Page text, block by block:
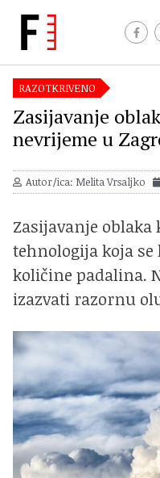
RAZOTKRIVENO
Zasijavanje
nevrijeme u
Autor/ica: Melita Vrsaljko
Zasijavanje
tehnologija koja se
količine padalina.
izazvati razornu